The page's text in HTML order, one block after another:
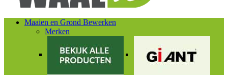
Maaien en Grond Bewerken
Merken